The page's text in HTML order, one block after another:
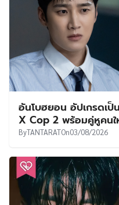
อันโบฮยอน อัปเกรดเป็
X Cop 2 พร้อมคู่หูคน
ByTANTARATOn03/08/2026